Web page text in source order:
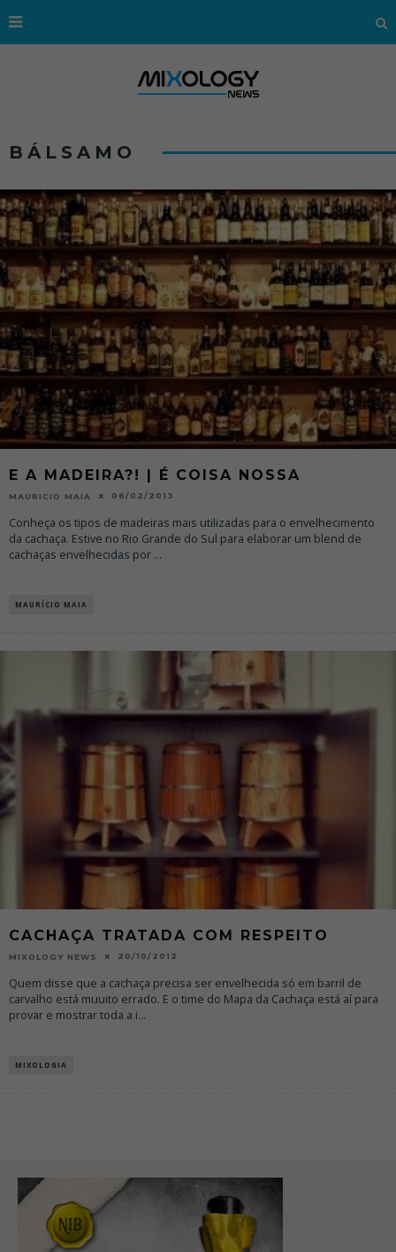
BÁLSAMO
E A MADEIRA?! | É COISA NOSSA
MAURICIO MAIA 06/02/2013
Conheça os tipos de madeiras mais utilizadas para o envelhecimento
da cachaça. Estive no Rio Grande do Sul para elaborar um blend de
cachaças envelhecidas por ...
MAURÍCIO MAIA
CACHAÇA TRATADA COM RESPEITO
MIXOLOGY NEWS 20/10/2012
Quem disse que a cachaça precisa ser envelhecida só em barril de
carvalho está muuito errado. E o time do Mapa da Cachaça está aí para
provar e mostrar toda a i...
MIXOLOGIA